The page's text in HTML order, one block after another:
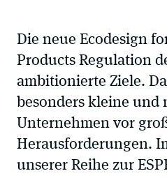
Die neue Ecodesign
Products Regulation
ambitionierte Ziele.
besonders kleine und
Unternehmen vor
Herausforderungen.
unserer Reihe zur